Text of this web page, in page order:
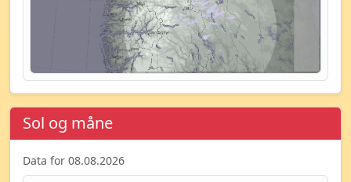
Sol og måne
Data for 08.08.2026